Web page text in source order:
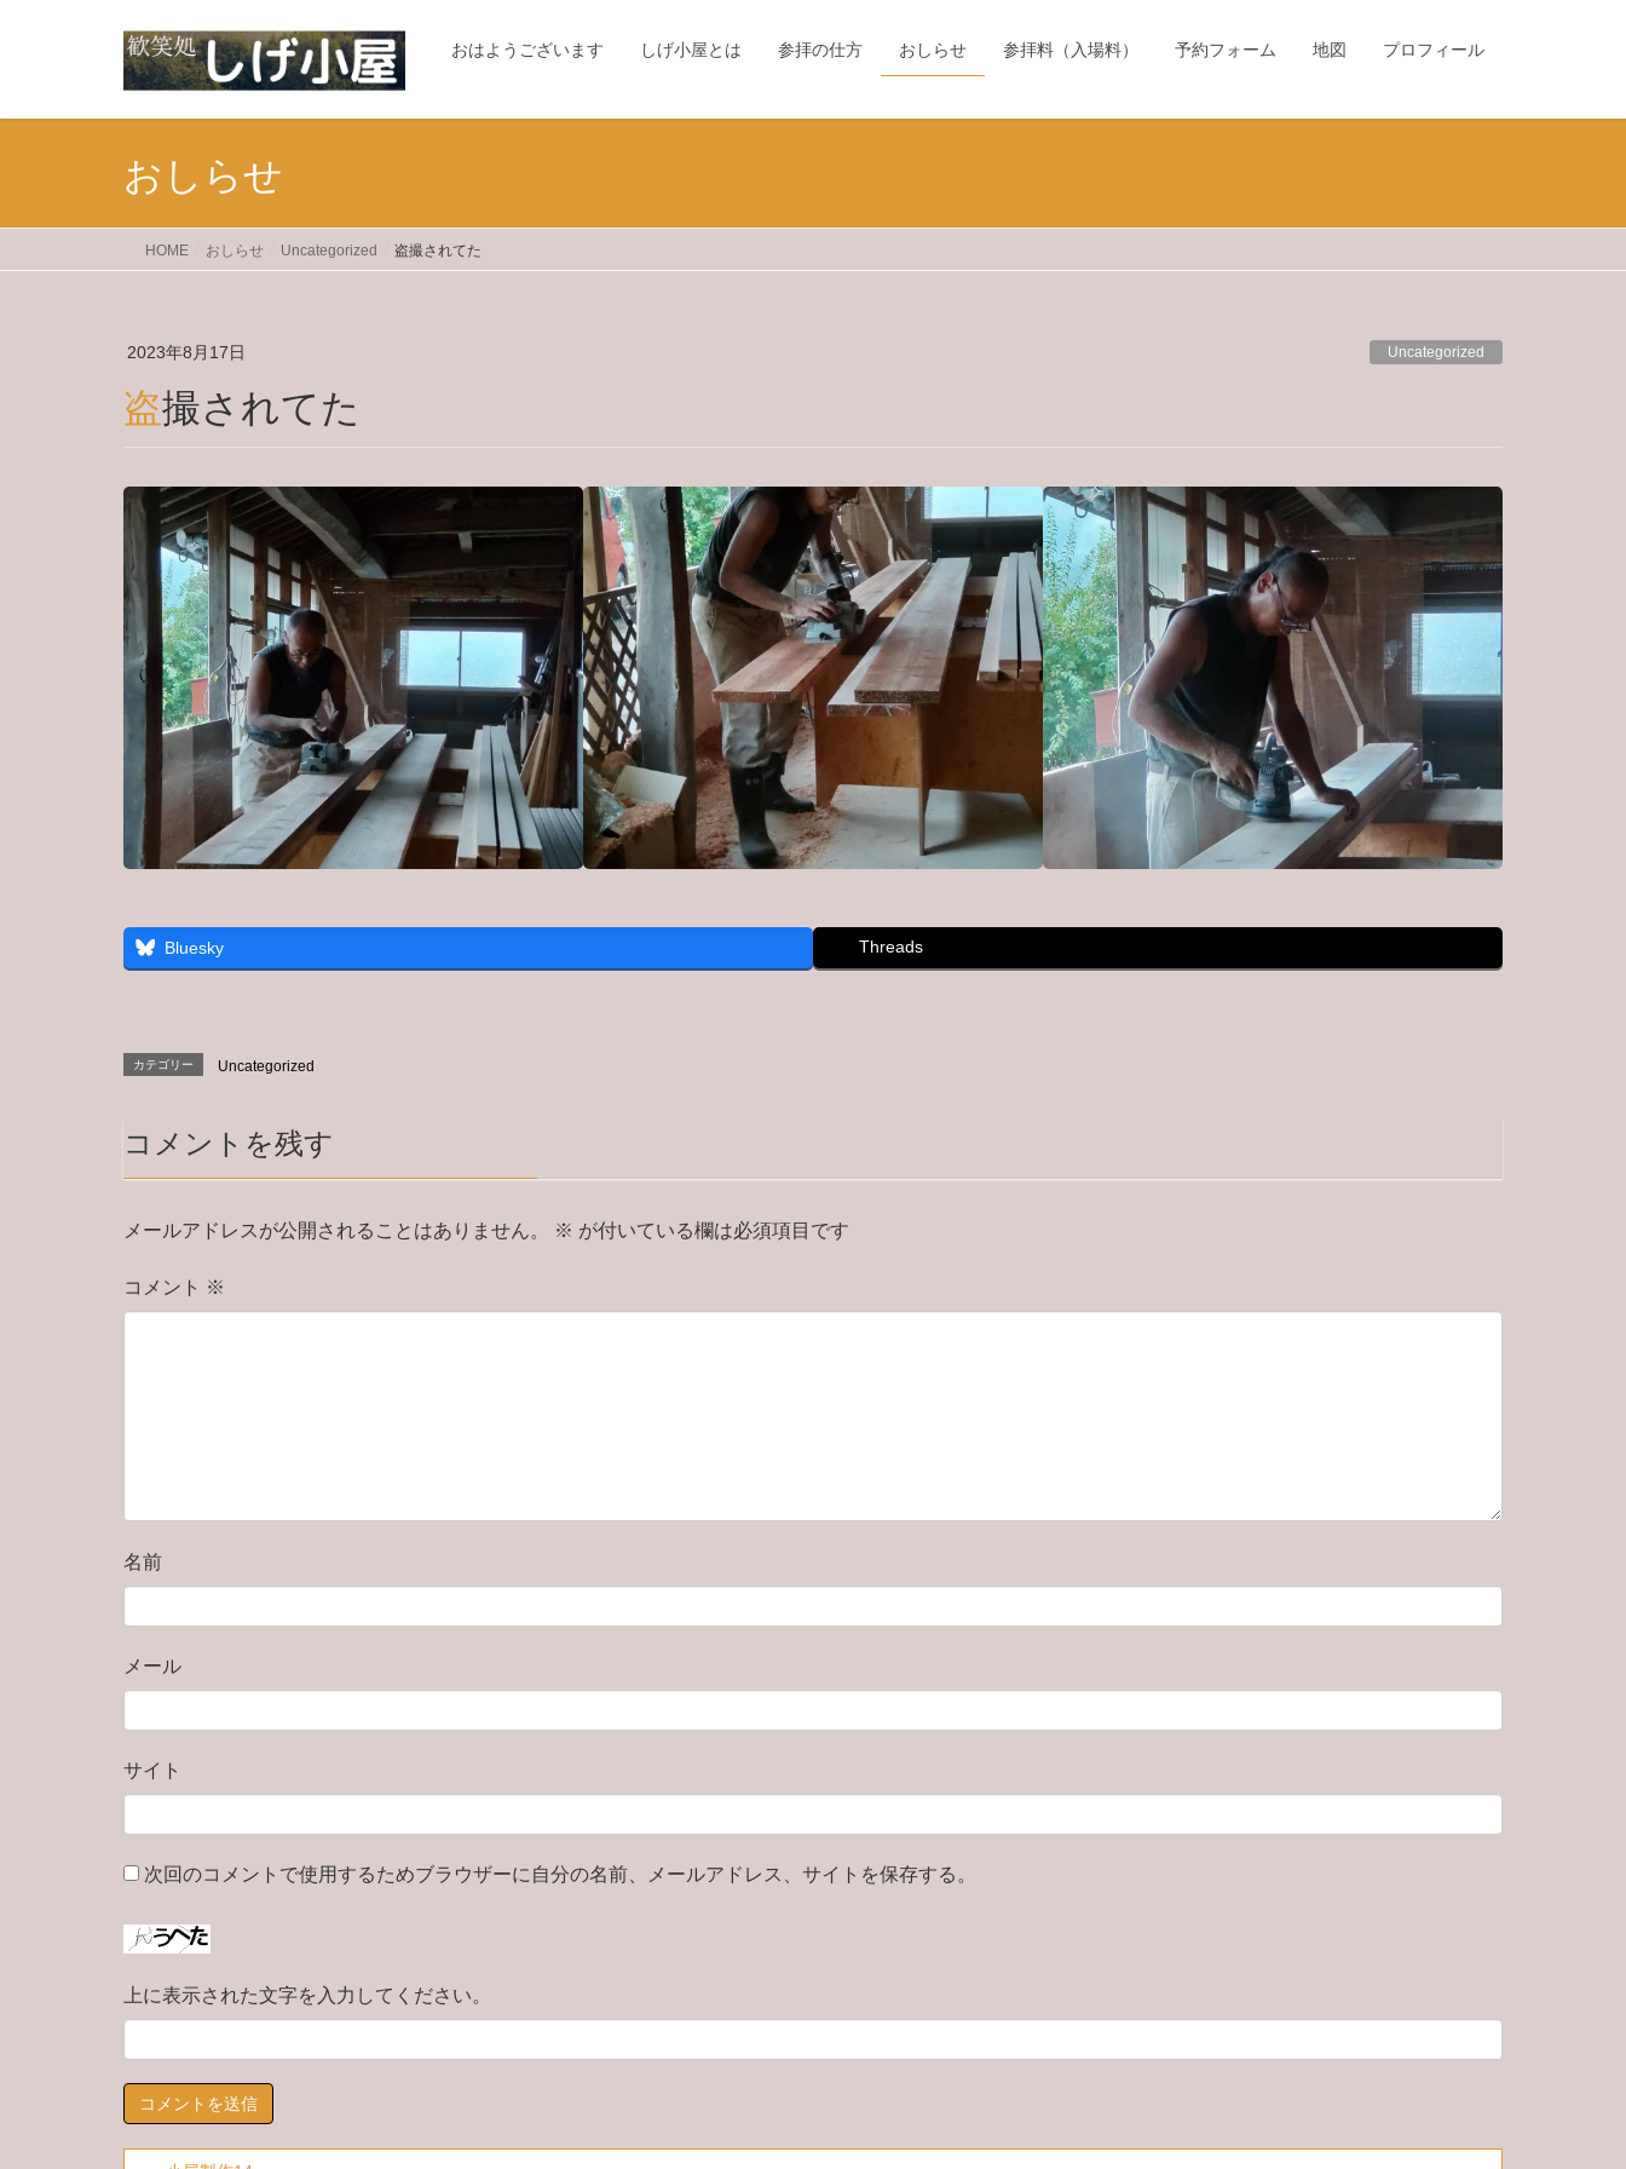
おはようございます しげ小屋とは 参拝の仕方 おしらせ 参拝料（入場料） 予約フォーム 地図 プロフィール
おしらせ
HOME おしらせ Uncategorized 盗撮されてた
2023年8月17日 Uncategorized
盗撮されてた
Bluesky Threads
カテゴリー Uncategorized
コメントを残す
メールアドレスが公開されることはありません。 ※ が付いている欄は必須項目です
コメント ※
名前
メール
サイト
次回のコメントで使用するためブラウザーに自分の名前、メールアドレス、サイトを保存する。
上に表示された文字を入力してください。